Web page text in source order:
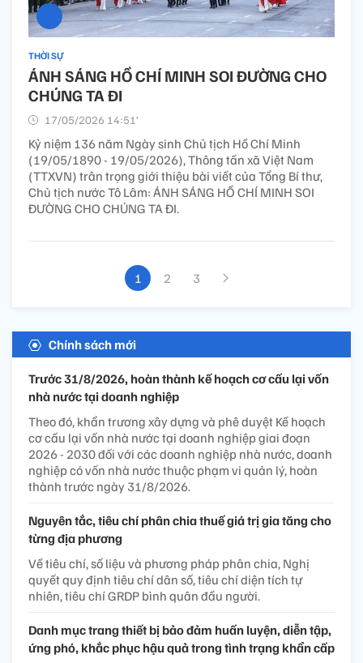
THỜI SỰ
ÁNH SÁNG HỒ CHÍ MINH SOI ĐƯỜNG CHO
CHÚNG TA ĐI
17/05/2026 14:51’
Kỷ niệm 136 năm Ngày sinh Chủ tịch Hồ Chí Minh
(19/05/1890 - 19/05/2026), Thông tấn xã Việt Nam
(TTXVN) trân trọng giới thiệu bài viết của Tổng Bí thư,
Chủ tịch nước Tô Lâm: ÁNH SÁNG HỒ CHÍ MINH SOI
ĐƯỜNG CHO CHÚNG TA ĐI.
1 2 3
Chính sách mới
Trước 31/8/2026, hoàn thành kế hoạch cơ cấu lại vốn
nhà nước tại doanh nghiệp
Theo đó, khẩn trương xây dựng và phê duyệt Kế hoạch
cơ cấu lại vốn nhà nước tại doanh nghiệp giai đoạn
2026 - 2030 đối với các doanh nghiệp nhà nước, doanh
nghiệp có vốn nhà nước thuộc phạm vi quản lý, hoàn
thành trước ngày 31/8/2026.
Nguyên tắc, tiêu chí phân chia thuế giá trị gia tăng cho
từng địa phương
Về tiêu chí, số liệu và phương pháp phân chia, Nghị
quyết quy định tiêu chí dân số, tiêu chí diện tích tự
nhiên, tiêu chí GRDP bình quân đầu người.
Danh mục trang thiết bị bảo đảm huấn luyện, diễn tập,
ứng phó, khắc phục hậu quả trong tình trạng khẩn cấp